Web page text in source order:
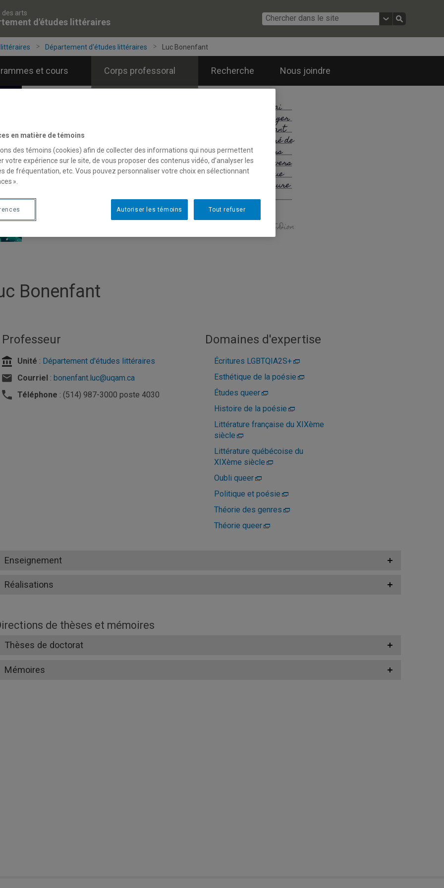
des arts
d'études littéraires
Département d'études littéraires Luc Bonenfant
et cours Corps professoral Recherche Nous joindre
Bonenfant
Professeur
Unité : Département d'études littéraires
Courriel : bonenfant.luc@uqam.ca
Téléphone : (514) 987-3000 poste 4030
Domaines d'expertise
Écritures LGBTQIA2S+
Esthétique de la poésie
Études queer
Histoire de la poésie
Littérature française du XIXème
siècle
Littérature québécoise du
XIXème siècle
Oubli queer
Politique et poésie
Théorie des genres
Théorie queer
Enseignement
Réalisations
de thèses et mémoires
Thèses de doctorat
Mémoires
en matière de témoins
des témoins (cookies) afin de collecter des informations qui nous permettent
votre expérience sur le site, de vous proposer des contenus vidéo, d’analyser les
de fréquentation, etc. Vous pouvez personnaliser votre choix en sélectionnant
».
Tout refuser
Autoriser les témoins